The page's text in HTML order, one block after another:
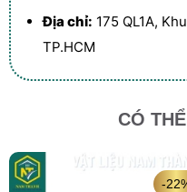
Địa chỉ: 175 QL1A,
TP.HCM
CÓ
-